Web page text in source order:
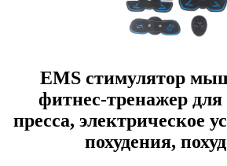
EMS стимулятор
фитнес-тренажер
пресса, электрическое
похудения,